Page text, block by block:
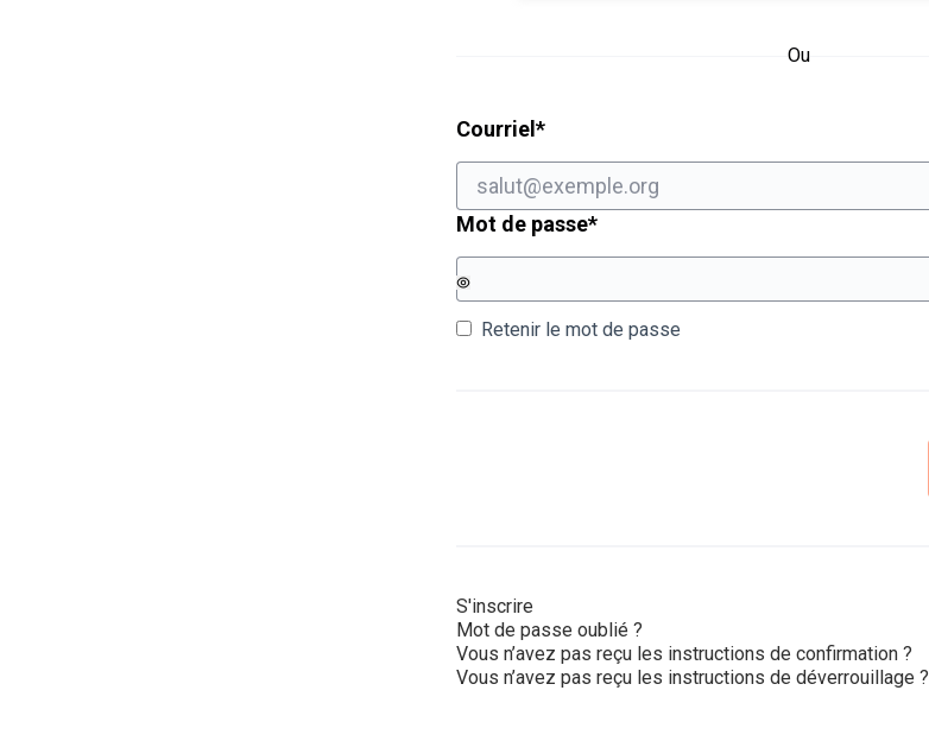
Ou
Courriel *Champ obligatoire
Mot de passe*Champ obligatoire
Retenir le mot de passe
S'inscrire
Mot de passe oublié ?
Vous n’avez pas reçu les instructions de confirmation ?
Vous n’avez pas reçu les instructions de déverrouillage ?